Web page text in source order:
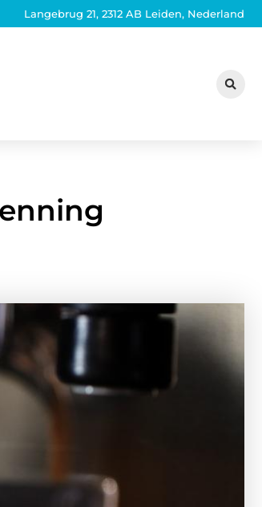
Langebrug 21, 2312 AB Leiden, Nederland